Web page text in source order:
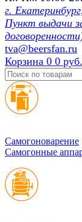
г.
Пункт выдачи
tva@beersfan.ru
Корзина 0 0 руб.
Cамогоноварение
Самогонные